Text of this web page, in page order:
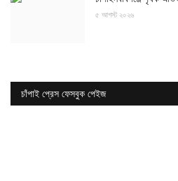
৫ আগস্ট ২০২৬
চাঁপাই প্রেস ফেসবুক পেইজ